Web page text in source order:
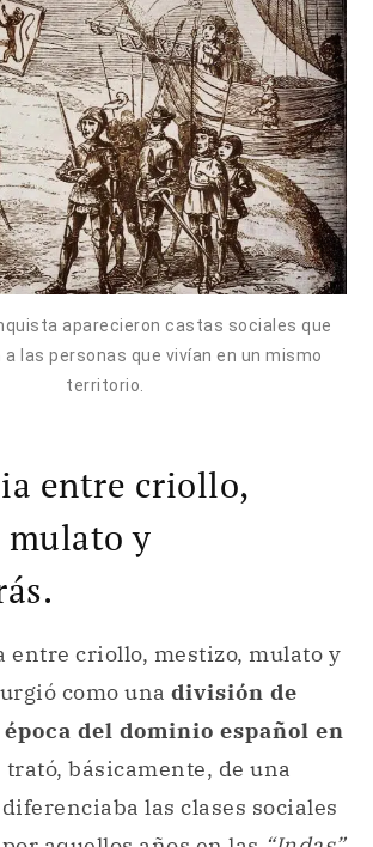
aparecieron castas sociales que
las personas que vivían en un mismo
territorio.
entre criollo,
mulato y
entre criollo, mestizo, mulato y
como una división de
del dominio español en
trató, básicamente, de una
las clases sociales